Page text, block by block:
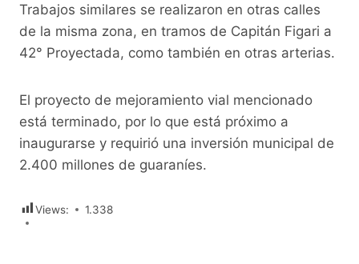
Trabajos similares se realizaron en otras calles
de la misma zona, en tramos de Capitán Figari a
42° Proyectada, como también en otras arterias.
El proyecto de mejoramiento vial mencionado
está terminado, por lo que está próximo a
inaugurarse y requirió una inversión municipal de
2.400 millones de guaraníes.
Views: 1.338